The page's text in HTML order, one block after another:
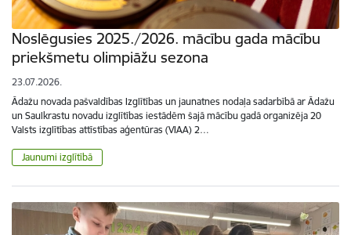
Noslēgusies 2025./2026. mācību gada mācību
priekšmetu olimpiāžu sezona
23.07.2026.
Ādažu novada pašvaldības Izglītības un jaunatnes nodaļa sadarbībā ar Ādažu
un Saulkrastu novadu izglītības iestādēm šajā mācību gadā organizēja 20
Valsts izglītības attīstības aģentūras (VIAA) 2…
Jaunumi izglītībā